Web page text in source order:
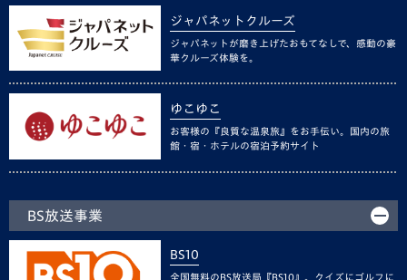
ジャパネットクルーズ
ジャパネットが磨き上げたおもてなしで、感動の豪
華クルーズ体験を。
ゆこゆこ
お客様の『良質な温泉旅』をお手伝い。国内の旅
館・宿・ホテルの宿泊予約サイト
BS放送事業
BS10
全国無料のBS放送局『BS10』。クイズにゴルフに